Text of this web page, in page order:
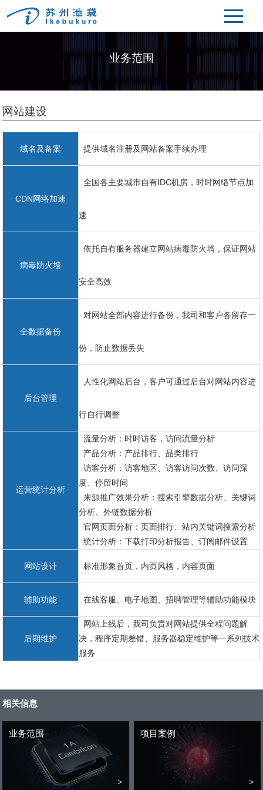
业务范围
网站建设
域名及备案 提供域名注册及网站备案手续办理
CDN网络加速
全国各主要城市自有IDC机房，时时网络节点加
速
病毒防火墙
依托自有服务器建立网站病毒防火墙，保证网站
安全高效
全数据备份
对网站全部内容进行备份，我司和客户各留存一
份，防止数据丢失
后台管理
人性化网站后台，客户可通过后台对网站内容进
行自行调整
运营统计分析
流量分析：时时访客，访问流量分析
产品分析：产品排行、品类排行
访客分析：访客地区、访客访问次数、访问深
度、停留时间
来源推广效果分析：搜索引擎数据分析、关键词
分析、外链数据分析
官网页面分析：页面排行、站内关键词搜索分析
统计分析：下载打印分析报告、订阅邮件设置
网站设计 标准形象首页，内页风格，内容页面
辅助功能 在线客服、电子地图、招聘管理等辅助功能模块
后期维护
网站上线后，我司负责对网站提供全程问题解
决，程序定期差错、服务器稳定维护等一系列技术
服务
相关信息
业务范围
>
项目案例
>